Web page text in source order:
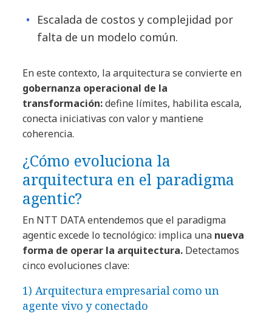
Escalada de costos y complejidad por
falta de un modelo común.
En este contexto, la arquitectura se convierte en
gobernanza operacional de la
transformación:define límites, habilita escala,
conecta iniciativas con valor y mantiene
coherencia.
¿Cómo evoluciona la
arquitectura en el paradigma
agentic?
En NTT DATA entendemos que el paradigma
agentic excede lo tecnológico: implica una nueva
forma de operar la arquitectura. Detectamos
cinco evoluciones clave:
1) Arquitectura empresarial como un
agente vivo y conectado